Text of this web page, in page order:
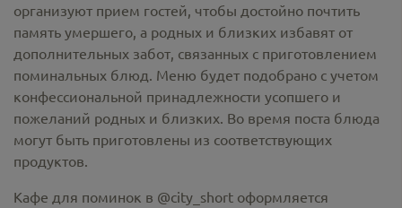
организуют прием гостей, чтобы достойно почтить
память умершего, а родных и близких избавят от
дополнительных забот, связанных с приготовлением
поминальных блюд. Меню будет подобрано с учетом
конфессиональной принадлежности усопшего и
пожеланий родных и близких. Во время поста блюда
могут быть приготовлены из соответствующих
продуктов.
Кафе для поминок в @city_short оформляется